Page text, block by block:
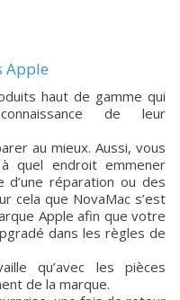
Apple
de leur
au mieux. Aussi, vous
quel endroit emmener
d’une réparation ou des
cela que NovaMac s’est
Apple afin que votre
dans les règles de
qu’avec les pièces
de la marque.